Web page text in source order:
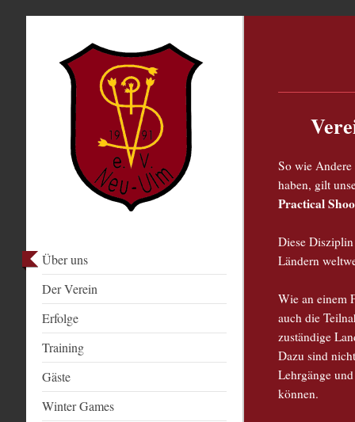
Über uns
Der Verein
Erfolge
Training
Gäste
Winter Games
So wie
haben, gilt
Practical
Diese
Ländern
Wie an einem
auch die
zuständige
Dazu sind
Lehrgänge
können.